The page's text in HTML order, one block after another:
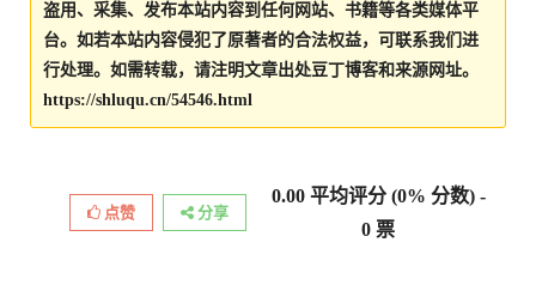
盗用、采集、发布本站内容到任何网站、书籍等各类媒体平
台。如若本站内容侵犯了原著者的合法权益，可联系我们进
行处理。如需转载，请注明文章出处豆丁博客和来源网址。
https://shluqu.cn/54546.html
点赞 分享
0.00平均评分 (0% 分数) -
0 票